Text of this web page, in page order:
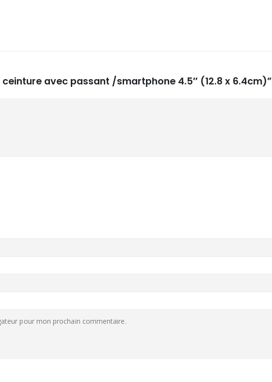
avec passant /smartphone 4.5″ (12.8 x 6.4cm)”
pour mon prochain commentaire.